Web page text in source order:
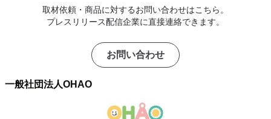
取材依頼・商品に対するお問い合わせはこちら。
プレスリリース配信企業に直接連絡できます。
お問い合わせ
一般社団法人OHAO